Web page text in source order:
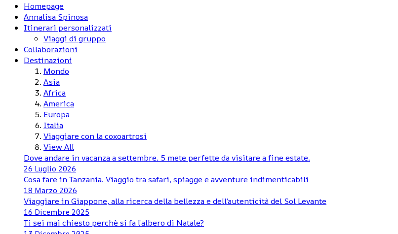
Homepage
Annalisa Spinosa
Itinerari personalizzati
Viaggi di gruppo
Collaborazioni
Destinazioni
Mondo
Asia
Africa
America
Europa
Italia
Viaggiare con la coxoartrosi
View All
Dove andare in vacanza a settembre. 5 mete perfette da visitare a fine estate.
26 Luglio 2026
Cosa fare in Tanzania. Viaggio tra safari, spiagge e avventure indimenticabili
18 Marzo 2026
Viaggiare in Giappone, alla ricerca della bellezza e dell’autenticità del Sol Levante
16 Dicembre 2025
Ti sei mai chiesto perchè si fa l’albero di Natale?